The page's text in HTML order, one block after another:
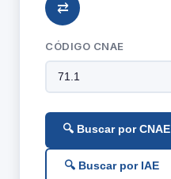
⇄
CÓDIGO CNAE
🔍 Buscar por CNAE
🔍 Buscar por IAE